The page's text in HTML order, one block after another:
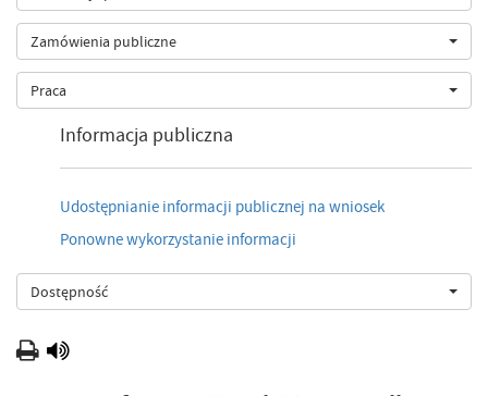
Zamówienia publiczne
Praca
Informacja publiczna
Udostępnianie informacji publicznej na wniosek
Ponowne wykorzystanie informacji
Dostępność